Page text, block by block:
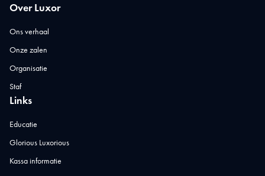
Over Luxor
Ons verhaal
Onze zalen
Organisatie
Staf
Links
Educatie
Glorious Luxorious
Kassa informatie